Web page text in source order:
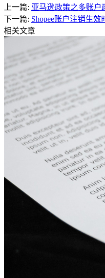
上一篇: 亚马逊政策之多账户
下一篇: Shopee账户注销生
相关文章